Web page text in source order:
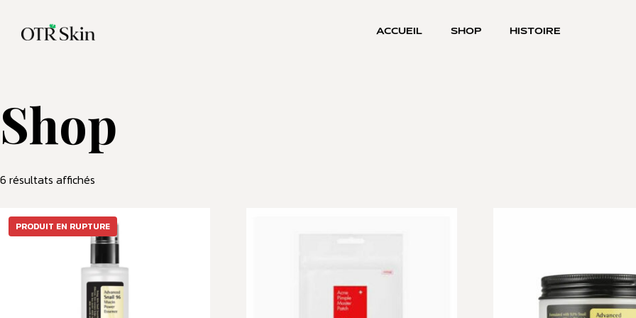
ACCUEIL SHOP HISTOIRE
Shop
6 résultats affichés
PRODUIT EN RUPTURE